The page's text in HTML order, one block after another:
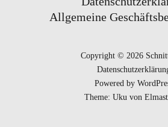
Allgemeine
Copyright © 2026
Powered by
Theme: Uku von